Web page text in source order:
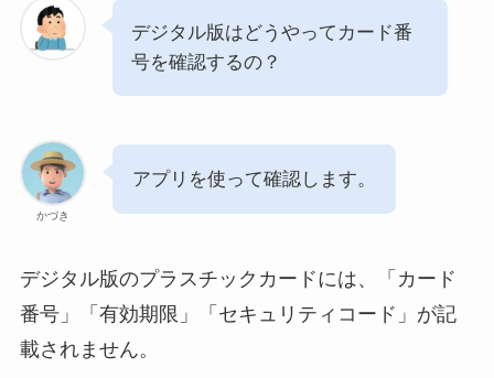
デジタル版はどうやってカード番
号を確認するの？
かづき
アプリを使って確認します。
デジタル版のプラスチックカードには、「カード
番号」「有効期限」「セキュリティコード」が記
載されません。